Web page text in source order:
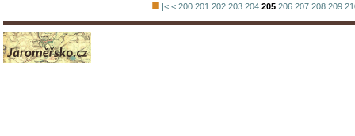
|< < 200 201 202 203 204 205 206 207 208 209